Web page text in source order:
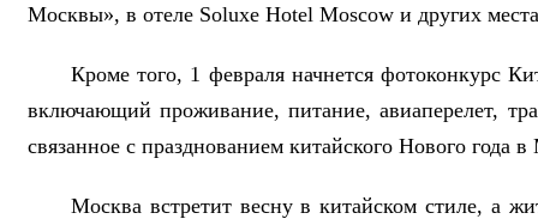
Москвы», в отеле Soluxe Hotel Moscow и других
Кроме того, 1 февраля начнется фотоконкурс
включающий проживание, питание, авиаперелет,
связанное с празднованием китайского Нового
Москва встретит весну в китайском стиле, а